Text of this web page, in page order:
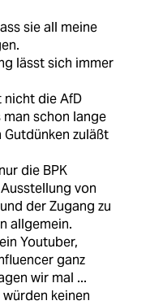
sie all meine
lässt sich immer
nicht die AfD
schon lange
zuläßt
die BPK
von
der Zugang zu
allgemein.
Youtuber,
ganz
wir mal ...
keinen